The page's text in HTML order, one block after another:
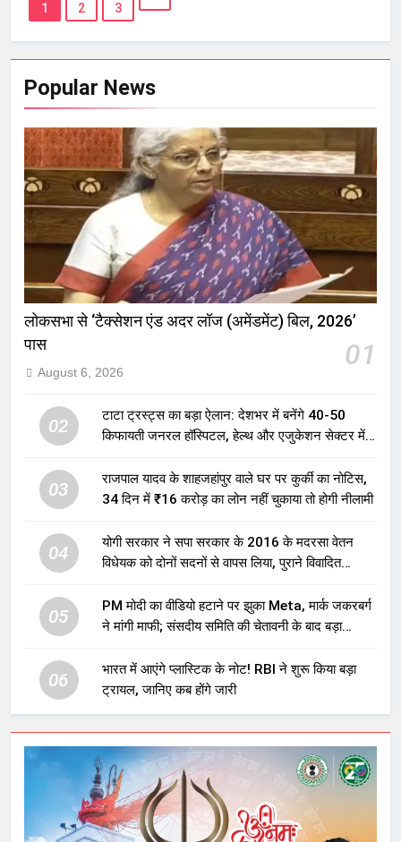
1 2 3
Popular News
लोकसभा से ‘टैक्सेशन एंड अदर लॉज (अमेंडमेंट) बिल, 2026’
पास
01
August 6, 2026
02
टाटा ट्रस्ट्स का बड़ा ऐलान: देशभर में बनेंगे 40-50
किफायती जनरल हॉस्पिटल, हेल्थ और एजुकेशन सेक्टर में
03
राजपाल यादव के शाहजहांपुर वाले घर पर कुर्की का नोटिस,
34 दिन में ₹16 करोड़ का लोन नहीं चुकाया तो होगी नीलामी
04
योगी सरकार ने सपा सरकार के 2016 के मदरसा वेतन
विधेयक को दोनों सदनों से वापस लिया, पुराने विवादित
05
PM मोदी का वीडियो हटाने पर झुका Meta, मार्क जकरबर्ग
ने मांगी माफी; संसदीय समिति की चेतावनी के बाद बड़ा
06
भारत में आएंगे प्लास्टिक के नोट! RBI ने शुरू किया बड़ा
ट्रायल, जानिए कब होंगे जारी